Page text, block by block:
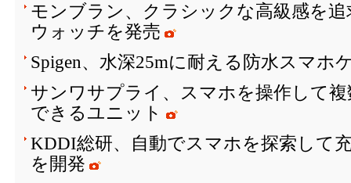
モンブラン、クラシックな高級感を
ウォッチを発売
Spigen、水深25mに耐える防水スマホ
サンワサプライ、スマホを操作して
できるユニット
KDDI総研、自動でスマホを探索して
を開発